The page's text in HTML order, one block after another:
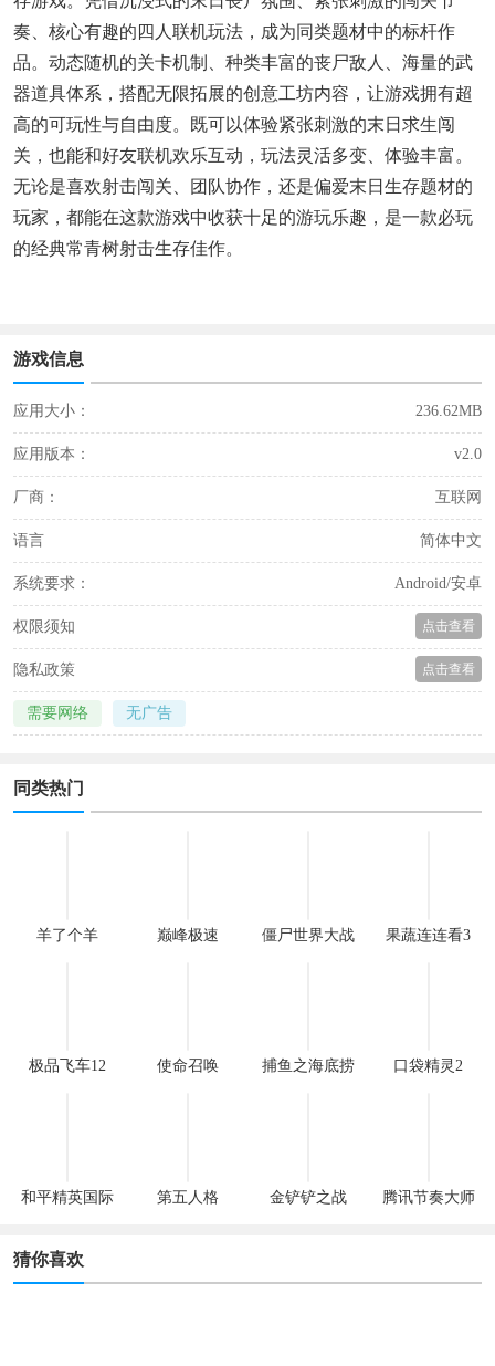
奏、核心有趣的四人联机玩法，成为同类题材中的标杆作
品。动态随机的关卡机制、种类丰富的丧尸敌人、海量的武
器道具体系，搭配无限拓展的创意工坊内容，让游戏拥有超
高的可玩性与自由度。既可以体验紧张刺激的末日求生闯
关，也能和好友联机欢乐互动，玩法灵活多变、体验丰富。
无论是喜欢射击闯关、团队协作，还是偏爱末日生存题材的
玩家，都能在这款游戏中收获十足的游玩乐趣，是一款必玩
的经典常青树射击生存佳作。
游戏信息
应用大小： 236.62MB
应用版本： v2.0
厂商： 互联网
语言 简体中文
系统要求： Android/安卓
权限须知 点击查看
隐私政策 点击查看
需要网络 无广告
同类热门
羊了个羊 巅峰极速 僵尸世界大战 果蔬连连看3
极品飞车12 使命召唤 捕鱼之海底捞 口袋精灵2
和平精英国际
第五人格 金铲铲之战 腾讯节奏大师
猜你喜欢